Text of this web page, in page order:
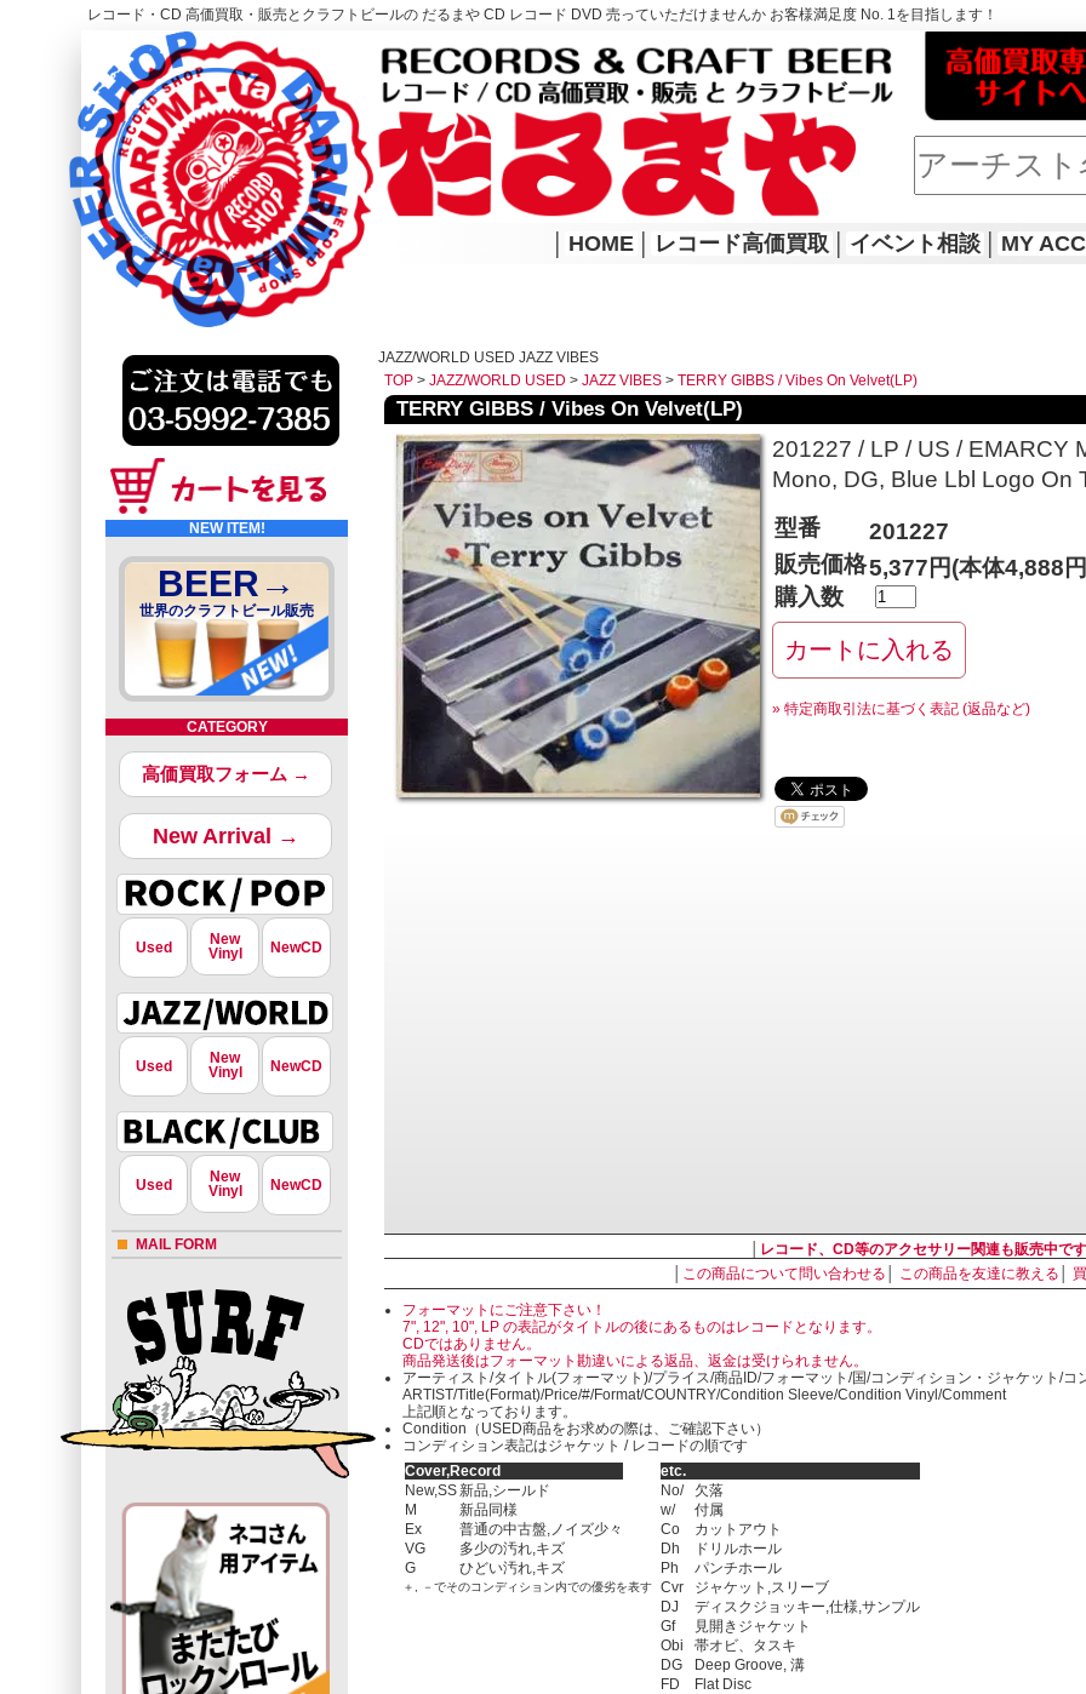
レコード・CD 高価買取・販売とクラフトビールの だるまや CD レコード DVD 売っていただけませんか お客様満足度 No. 1を目指します！
レコード高価買取はこちら
HOME
HOME レコード高価買取 イベント相談 MY
NEW ITEM!
BEER→
世界のクラフトビール販売
CATEGORY
高価買取フォーム →
New Arrival →
Used
New
Vinyl
NewCD
Used
New
Vinyl
NewCD
Used
New
Vinyl
NewCD
MAIL FORM
JAZZ/WORLD USED JAZZ VIBES
TOP > JAZZ/WORLD USED > JAZZ VIBES > TERRY GIBBS / Vibes On Velvet(LP)
TERRY GIBBS / Vibes On Velvet(LP)
201227 / LP / US / EMARCY
Mono, DG, Blue Lbl Logo On
型番
201227
販売価格5,377円(本体4,888
購入数
» 特定商取引法に基づく表記 (返品など)
レコード、CD等のアクセサリー関連も販売中です
この商品について問い合わせる この商品を友達に教える
フォーマットにご注意下さい！
7", 12", 10", LP の表記がタイトルの後にあるものはレコードとなります。
CDではありません。
商品発送後はフォーマット勘違いによる返品、返金は受けられません。
アーティスト/タイトル(フォーマット)/プライス/商品ID/フォーマット/国/コンディション・ジャケット/コ
ARTIST/Title(Format)/Price/#/Format/COUNTRY/Condition Sleeve/Condition Vinyl/Comment
上記順となっております。
Condition（USED商品をお求めの際は、ご確認下さい）
コンディション表記はジャケット / レコードの順です
Cover,Record
New,SS新品,シールド
M
新品同様
Ex
普通の中古盤,ノイズ少々
VG
多少の汚れ,キズ
G
ひどい汚れ,キズ
＋, －でそのコンディション内での優劣を表す
etc.
No/
欠落
w/
付属
Co
カットアウト
Dh
ドリルホール
Ph
パンチホール
Cvr
ジャケット,スリーブ
DJ
ディスクジョッキー,仕様,サンプル
Gf
見開きジャケット
Obi
帯オビ、タスキ
DG
Deep Groove, 溝
FD
Flat Disc